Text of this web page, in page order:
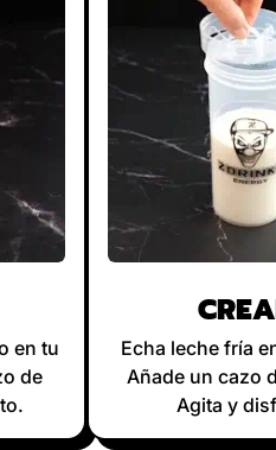
en tu
de
Echa leche fría
Añade un cazo
Agita y